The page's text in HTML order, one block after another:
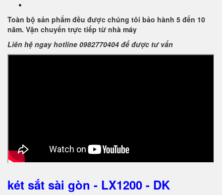
Toàn bộ sản phẩm đều được chúng tôi bảo hành 5 đến 10
năm. Vận chuyển trực tiếp từ nhà máy
Liên hệ ngay hotline 0982770404 để được tư vấn
két sắt sài gòn - LX1200 - DK